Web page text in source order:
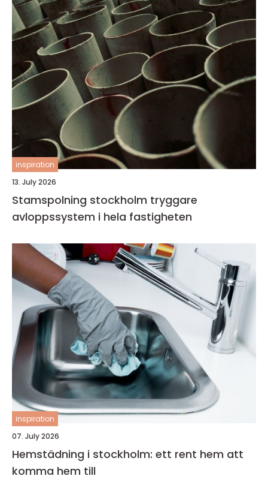
inspiration
13. July 2026
Stamspolning stockholm tryggare
avloppssystem i hela fastigheten
inspiration
07. July 2026
Hemstädning i stockholm: ett rent hem att
komma hem till